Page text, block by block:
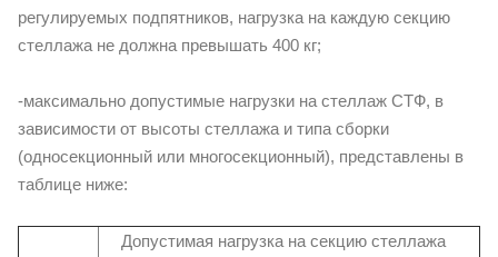
регулируемых подпятников, нагрузка на каждую секцию
стеллажа не должна превышать 400 кг;
-максимально допустимые нагрузки на стеллаж СТФ, в
зависимости от высоты стеллажа и типа сборки
(односекционный или многосекционный), представлены в
таблице ниже:
Допустимая нагрузка на секцию стеллажа